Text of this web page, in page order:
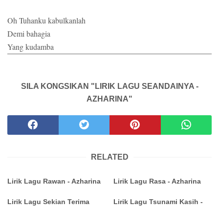
Oh Tuhanku kabulkanlah
Demi bahagia
Yang kudamba
SILA KONGSIKAN "LIRIK LAGU SEANDAINYA -
AZHARINA"
RELATED
Lirik Lagu Rawan - Azharina Lirik Lagu Rasa - Azharina
Lirik Lagu Sekian Terima
Lirik Lagu Tsunami Kasih -